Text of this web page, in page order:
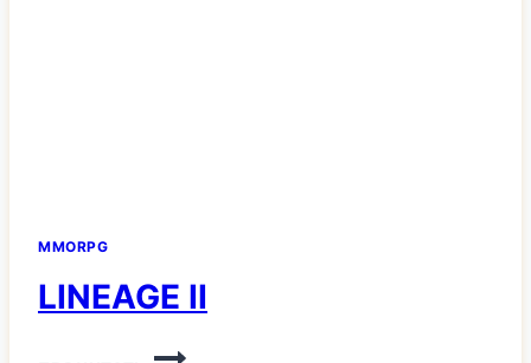
MMORPG
LINEAGE II
LINEAGE